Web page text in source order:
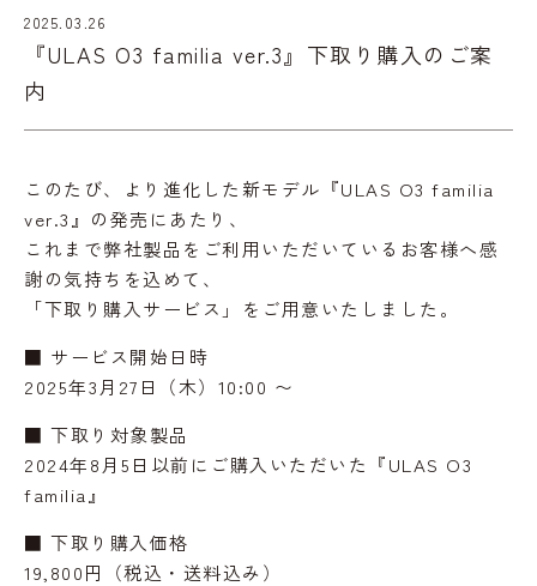
2025.03.26
『ULAS O3 familia ver.3』下取り購入のご案
内
このたび、より進化した新モデル『ULAS O3 familia
ver.3』の発売にあたり、
これまで弊社製品をご利用いただいているお客様へ感
謝の気持ちを込めて、
「下取り購入サービス」をご用意いたしました。
■ サービス開始日時
2025年3月27日（木）10:00 〜
■ 下取り対象製品
2024年8月5日以前にご購入いただいた『ULAS O3
familia』
■ 下取り購入価格
19,800円（税込・送料込み）